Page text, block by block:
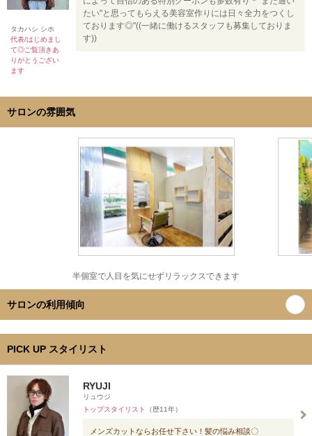
タカハシ シホ
代表/はじめまし
て◎ご覧頂きあ
りがとうござい
ます
たい"と思ってもらえる美容室作りには日々全力をつくし
ております◎"((一緒に働けるスタッフも募集しておりま
す))
サロンの雰囲気
半個室で人目を気にせずリラックスできます
サロンの利用傾向
PICK UP スタイリスト
RYUJI
リュウジ
トップスタイリスト
（歴11年）
メンズカットならお任せ下さい！髪の悩み相談〇